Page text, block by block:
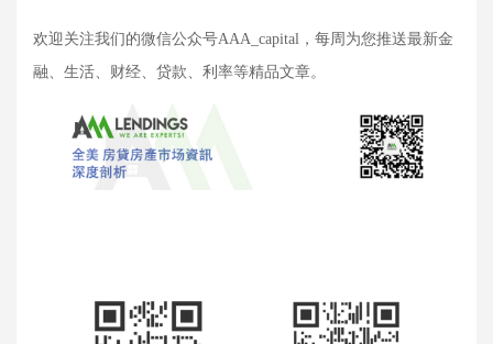
欢迎关注我们的微信公众号AAA_capital，每周为您推送最新金
融、生活、财经、贷款、利率等精品文章。